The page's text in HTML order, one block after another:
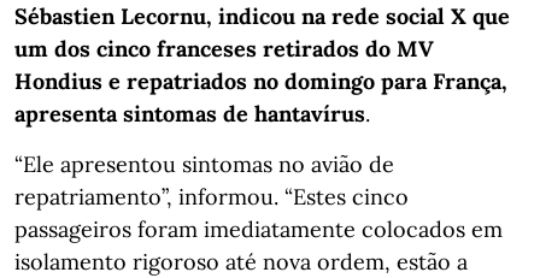
Sébastien Lecornu, indicou na rede social X que
um dos cinco franceses retirados do MV
Hondius e repatriados no domingo para França,
apresenta sintomas de hantavírus.
“Ele apresentou sintomas no avião de
repatriamento”, informou. “Estes cinco
passageiros foram imediatamente colocados em
isolamento rigoroso até nova ordem, estão a